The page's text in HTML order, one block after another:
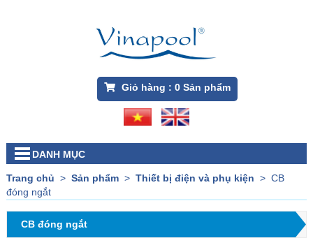
Giỏ hàng : 0Sản phẩm
DANH MỤC
Trang chủ > Sản phẩm> Thiết bị điện và phụ kiện > CB
đóng ngắt
CB đóng ngắt